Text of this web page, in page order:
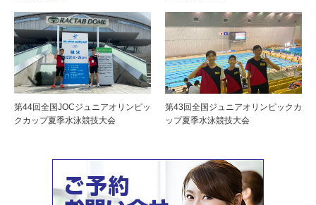
第44回全国JOCジュニアオリンピッ
クカップ夏季水泳競技大会
第43回全国ジュニアオリンピックカ
ップ夏季水泳競技大会